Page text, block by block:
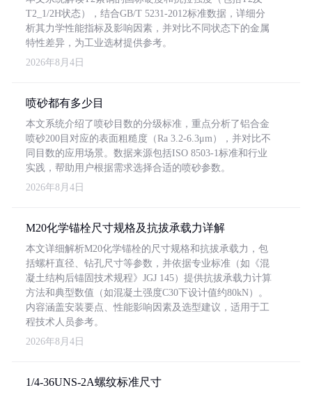
T2_1/2H状态），结合GB/T 5231-2012标准数据，详细分
析其力学性能指标及影响因素，并对比不同状态下的金属
特性差异，为工业选材提供参考。
2026年8月4日
喷砂都有多少目
本文系统介绍了喷砂目数的分级标准，重点分析了铝合金
喷砂200目对应的表面粗糙度（Ra 3.2-6.3μm），并对比不
同目数的应用场景。数据来源包括ISO 8503-1标准和行业
实践，帮助用户根据需求选择合适的喷砂参数。
2026年8月4日
M20化学锚栓尺寸规格及抗拔承载力详解
本文详细解析M20化学锚栓的尺寸规格和抗拔承载力，包
括螺杆直径、钻孔尺寸等参数，并依据专业标准（如《混
凝土结构后锚固技术规程》JGJ 145）提供抗拔承载力计算
方法和典型数值（如混凝土强度C30下设计值约80kN）。
内容涵盖安装要点、性能影响因素及选型建议，适用于工
程技术人员参考。
2026年8月4日
1/4-36UNS-2A螺纹标准尺寸